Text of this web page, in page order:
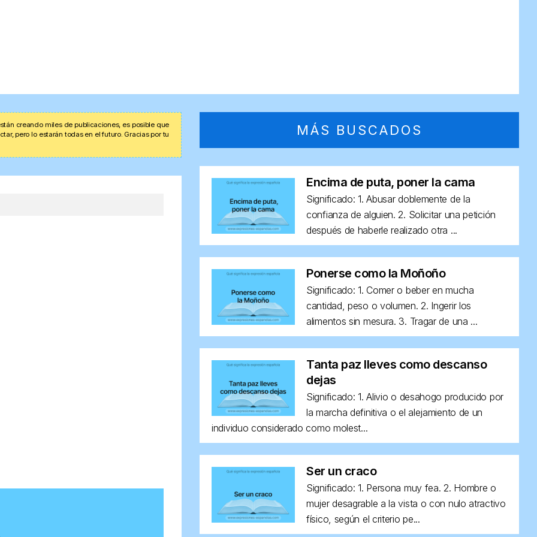
creando miles de publicaciones, es posible que
pero lo estarán todas en el futuro. Gracias por tu
MÁS BUSCADOS
Encima de puta, poner la cama
Significado: 1. Abusar doblemente de la
confianza de alguien. 2. Solicitar una petición
después de haberle realizado otra ...
Ponerse como la Moñoño
Significado: 1. Comer o beber en mucha
cantidad, peso o volumen. 2. Ingerir los
alimentos sin mesura. 3. Tragar de una ...
Tanta paz lleves como descanso
dejas
Significado: 1. Alivio o desahogo producido por
la marcha definitiva o el alejamiento de un
individuo considerado como molest...
Ser un craco
Significado: 1. Persona muy fea. 2. Hombre o
mujer desagrable a la vista o con nulo atractivo
físico, según el criterio pe...